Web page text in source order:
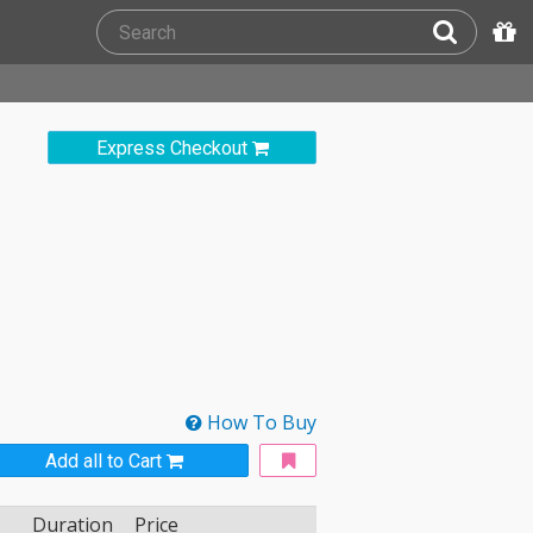
Express Checkout
How To Buy
Add all to Cart
Duration Price